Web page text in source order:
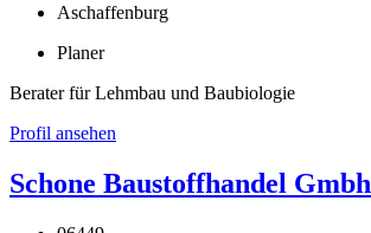
Aschaffenburg
Planer
Berater für Lehmbau und Baubiologie
Profil ansehen
Schone Baustoffhandel Gmbh